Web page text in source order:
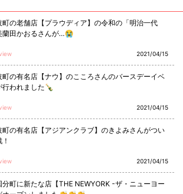
町の老舗店【プラウディア】の令和の「明治一代
蘭田かおるさんが…😭
2021/04/15
町の有名店【ナウ】のこころさんのバースデーイベ
行われました🍾
2021/04/15
町の有名店【アジアンクラブ】のきよみさんがつい
2021/04/15
分町に新たな店【THE NEWYORK -ザ・ニューヨー